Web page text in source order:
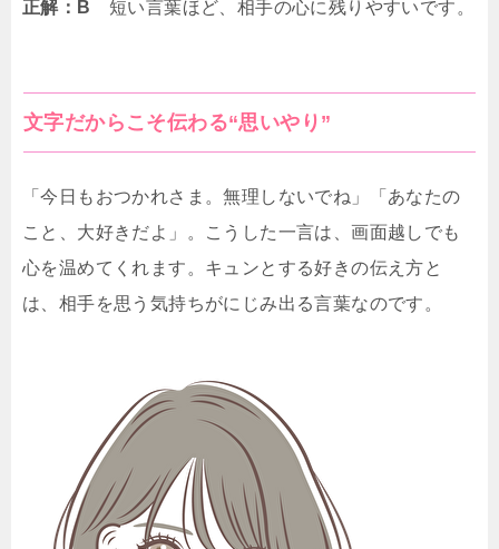
正解：B 短い言葉ほど、相手の心に残りやすいです。
文字だからこそ伝わる“思いやり”
「今日もおつかれさま。無理しないでね」「あなたの
こと、大好きだよ」。こうした一言は、画面越しでも
心を温めてくれます。キュンとする好きの伝え方と
は、相手を思う気持ちがにじみ出る言葉なのです。